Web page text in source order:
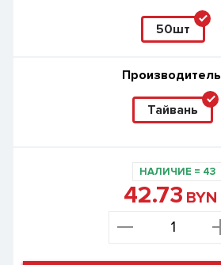
НАЛИЧИЕ = 43
42.73 BYN
50шт
Производитель
Тайвань